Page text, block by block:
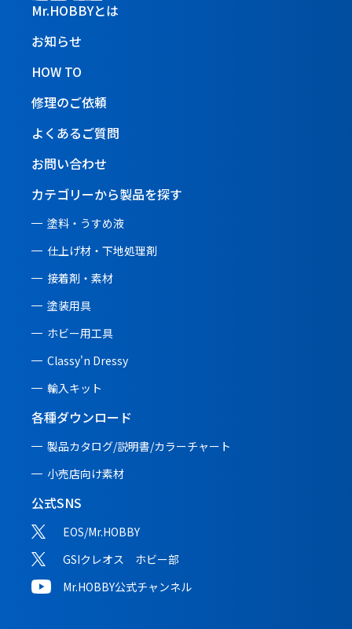
Mr.HOBBYとは
お知らせ
HOW TO
修理のご依頼
よくあるご質問
お問い合わせ
カテゴリーから製品を探す
塗料・うすめ液
仕上げ材・下地処理剤
接着剤・素材
塗装用具
ホビー用工具
Classy'n Dressy
輸入キット
各種ダウンロード
製品カタログ/説明書/カラーチャート
小売店向け素材
公式SNS
EOS/Mr.HOBBY
GSIクレオス ホビー部
Mr.HOBBY公式チャンネル